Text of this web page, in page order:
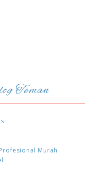
Teman
Murah